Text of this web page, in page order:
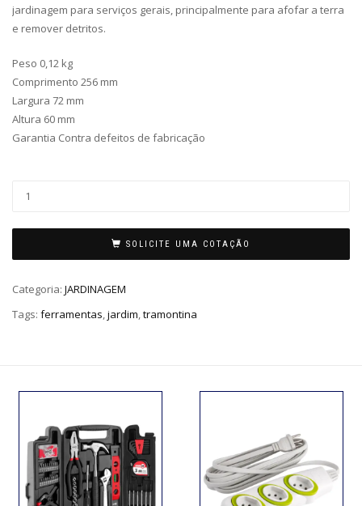
jardinagem para serviços gerais, principalmente para afofar a terra
e remover detritos.
Peso 0,12 kg
Comprimento 256 mm
Largura 72 mm
Altura 60 mm
Garantia Contra defeitos de fabricação
SOLICITE UMA COTAÇÃO
Categoria: JARDINAGEM
Tags: ferramentas,jardim,tramontina